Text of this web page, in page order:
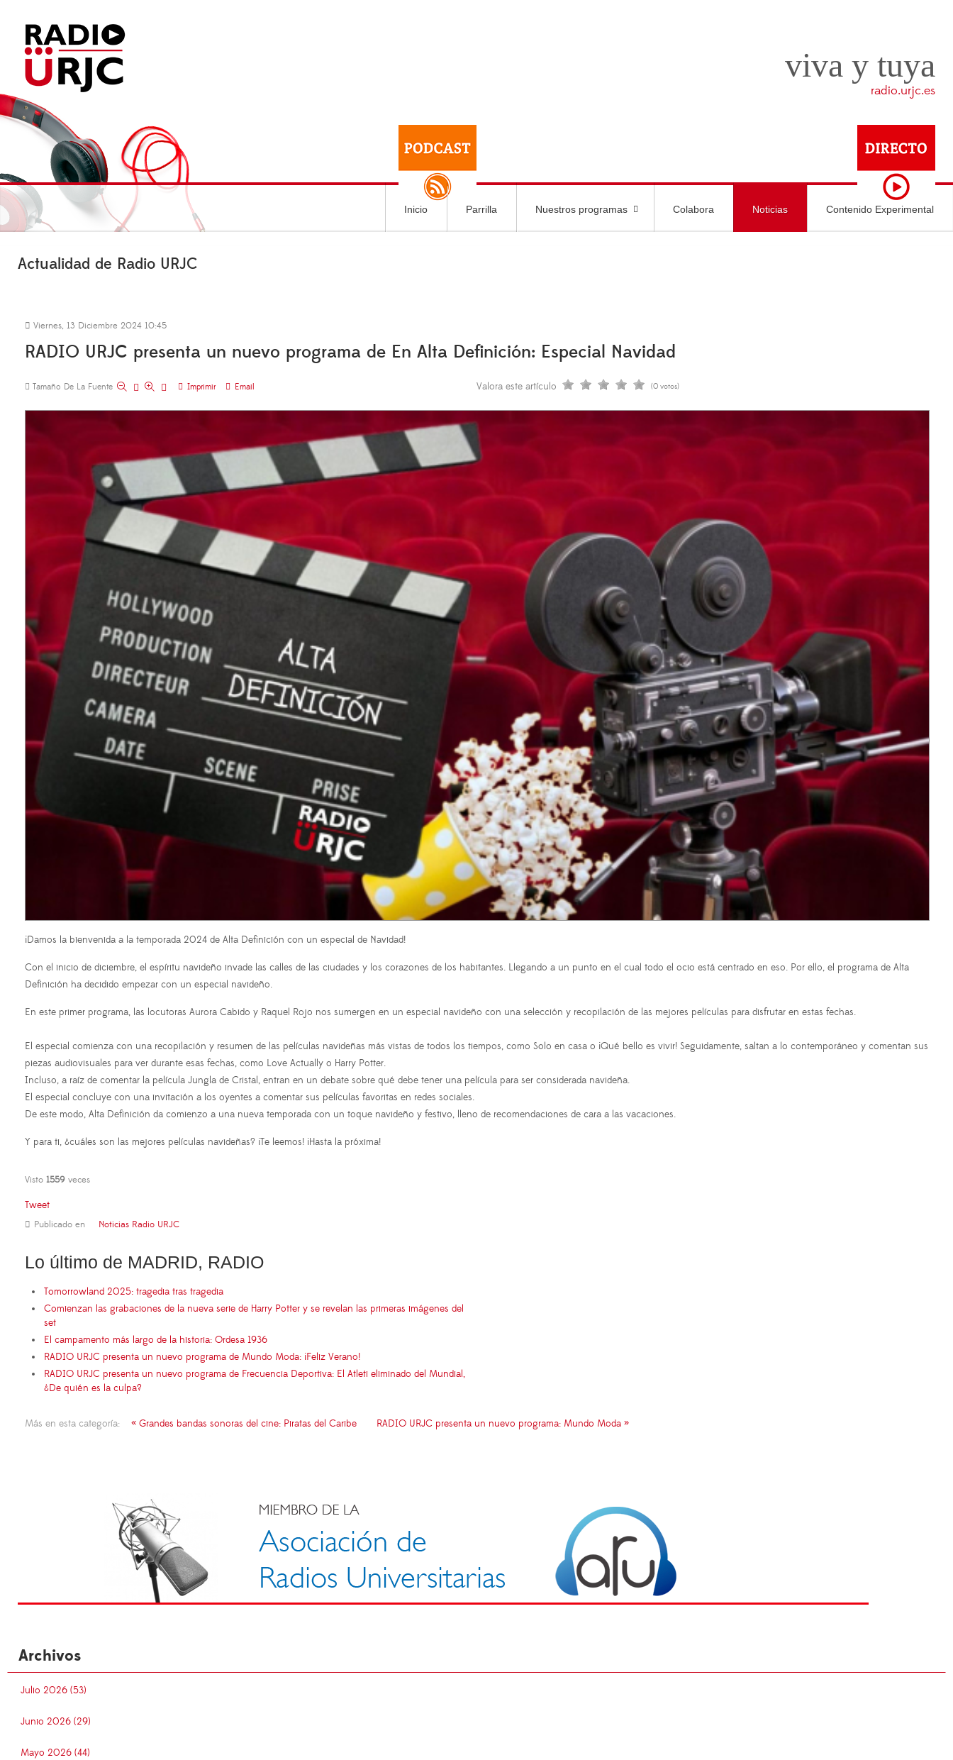
viva y tuya
radio.urjc.es
Inicio Parrilla Nuestros programas Colabora Noticias Contenido Experimental
Actualidad de Radio URJC
Viernes, 13 Diciembre 2024 10:45
RADIO URJC presenta un nuevo programa de En Alta Definición: Especial Navidad
Tamaño De La Fuente Imprimir Email Valora este artículo (0 votos)
¡Damos la bienvenida a la temporada 2024 de Alta Definición con un especial de Navidad!
Con el inicio de diciembre, el espíritu navideño invade las calles de las ciudades y los corazones de los habitantes. Llegando a un punto en el cual todo el ocio está centrado en eso. Por ello, el programa de Alta
Definición ha decidido empezar con un especial navideño.
En este primer programa, las locutoras Aurora Cabido y Raquel Rojo nos sumergen en un especial navideño con una selección y recopilación de las mejores películas para disfrutar en estas fechas.
El especial comienza con una recopilación y resumen de las películas navideñas más vistas de todos los tiempos, como Solo en casa o ¡Qué bello es vivir! Seguidamente, saltan a lo contemporáneo y comentan sus
piezas audiovisuales para ver durante esas fechas, como Love Actually o Harry Potter.
Incluso, a raíz de comentar la película Jungla de Cristal, entran en un debate sobre qué debe tener una película para ser considerada navideña.
El especial concluye con una invitación a los oyentes a comentar sus películas favoritas en redes sociales.
De este modo, Alta Definición da comienzo a una nueva temporada con un toque navideño y festivo, lleno de recomendaciones de cara a las vacaciones.
Y para ti, ¿cuáles son las mejores películas navideñas? ¡Te leemos! ¡Hasta la próxima!
Visto 1559 veces
Tweet
Publicado en Noticias Radio URJC
Lo último de MADRID, RADIO
Tomorrowland 2025: tragedia tras tragedia
Comienzan las grabaciones de la nueva serie de Harry Potter y se revelan las primeras imágenes del
set
El campamento más largo de la historia: Ordesa 1936
RADIO URJC presenta un nuevo programa de Mundo Moda: ¡Feliz Verano!
RADIO URJC presenta un nuevo programa de Frecuencia Deportiva: El Atleti eliminado del Mundial,
¿De quién es la culpa?
Más en esta categoría: « Grandes bandas sonoras del cine: Piratas del Caribe RADIO URJC presenta un nuevo programa: Mundo Moda »
Archivos
Julio 2026 (53)
Junio 2026 (29)
Mayo 2026 (44)